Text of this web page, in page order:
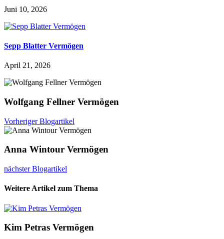
Juni 10, 2026
Sepp Blatter Vermögen
April 21, 2026
Wolfgang Fellner Vermögen
Vorheriger Blogartikel
Anna Wintour Vermögen
nächster Blogartikel
Weitere Artikel zum Thema
Kim Petras Vermögen